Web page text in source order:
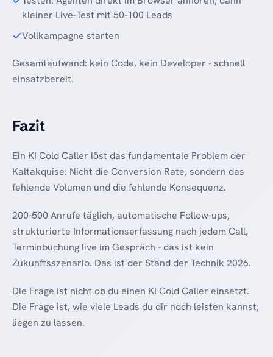
kleiner Live-Test mit 50-100 Leads
Vollkampagne starten
Gesamtaufwand: kein Code, kein Developer - schnell
einsatzbereit.
Fazit
Ein KI Cold Caller löst das fundamentale Problem der
Kaltakquise: Nicht die Conversion Rate, sondern das
fehlende Volumen und die fehlende Konsequenz.
200-500 Anrufe täglich, automatische Follow-ups,
strukturierte Informationserfassung nach jedem Call,
Terminbuchung live im Gespräch - das ist kein
Zukunftsszenario. Das ist der Stand der Technik 2026.
Die Frage ist nicht ob du einen KI Cold Caller einsetzt.
Die Frage ist, wie viele Leads du dir noch leisten kannst,
liegen zu lassen.